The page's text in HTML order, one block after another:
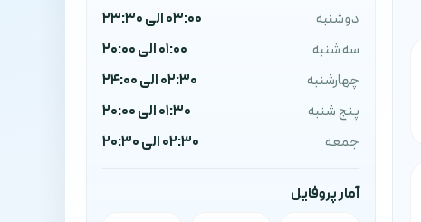
دوشنبه
03:00 الی 23:30
سه شنبه
01:00 الی 20:00
چهارشنبه
02:30 الی 24:00
پنج شنبه
01:30 الی 20:00
جمعه
02:30 الی 20:30
آمار پروفایل